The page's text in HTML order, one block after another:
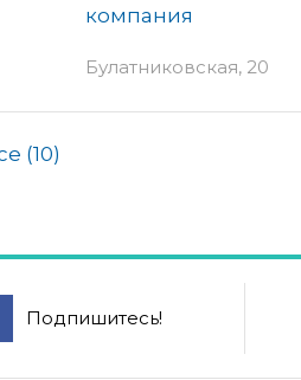
компания
Булатниковская, 20
(10)
Подпишитесь!